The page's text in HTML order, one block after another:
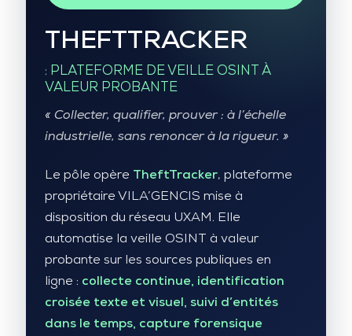
THEFTTRACKER
: PLATEFORME DE VEILLE OSINT À
VALEUR PROBANTE
« Collecter, qualifier, prouver : à l’échelle
industrielle, sans renoncer à la rigueur. »
Le pôle opère TheftTracker, plateforme
propriétaire VILA’GENCIS mise à
disposition du réseau UXAM. Elle
automatise la veille OSINT à valeur
probante sur les sources publiques en
ligne : collecte continue, identification
croisée texte et visuel, suivi d’entités
dans le temps, capture forensique